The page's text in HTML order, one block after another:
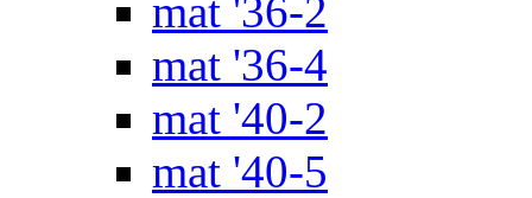
mat '36-2
mat '36-4
mat '40-2
mat '40-5